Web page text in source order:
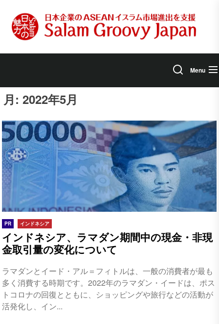
content
Menu
月: 2022年5月
PR インドネシア
インドネシア、ラマダン期間中の現金・非現
金取引量の変化について
ラマダンとイード・アル＝フィトルは、一般の消費者が最も
多く消費する時期です。2022年のラマダン・イードは、ポス
トコロナの回復とともに、ショッピングや旅行などの活動が
活発化し、イン...